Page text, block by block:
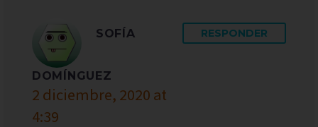
SOFÍA
DOMÍNGUEZ
2 diciembre, 2020 at
4:39
RESPONDER